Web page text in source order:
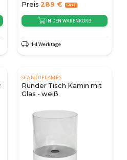
Preis 289 €
IN DEN WARENKORB
1-4 Werktage
SCANDIFLAMES
Runder Tisch Kamin mit
Glas - weiß